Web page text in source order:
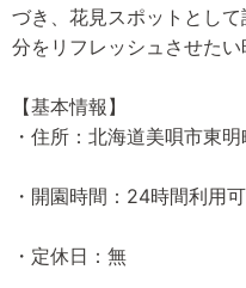
づき、花見スポットとし
分をリフレッシュさせたい
【基本情報】
・住所：北海道美唄市東
・開園時間：24時間利用
・定休日：無